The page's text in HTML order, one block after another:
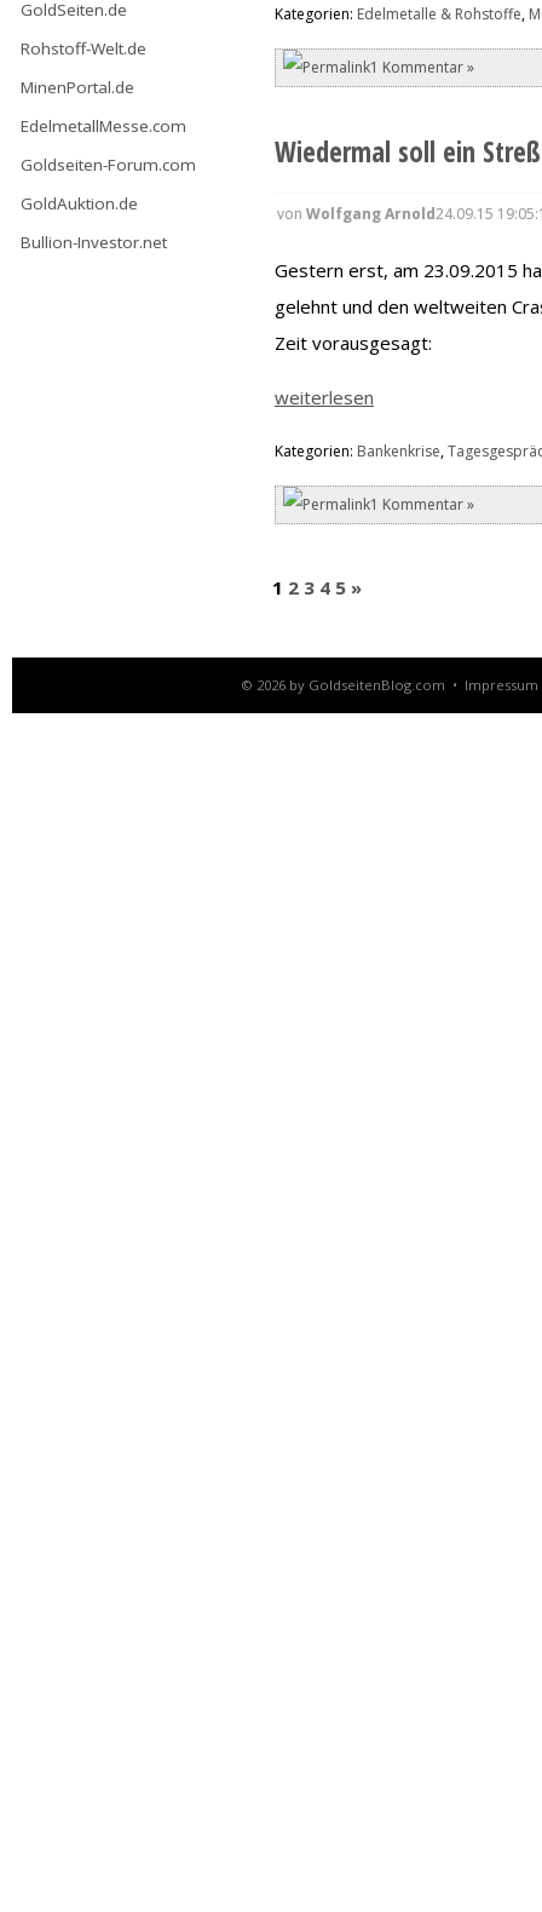
GoldSeiten.de
Rohstoff-Welt.de
MinenPortal.de
EdelmetallMesse.com
Goldseiten-Forum.com
GoldAuktion.de
Bullion-Investor.net
Kategorien: Edelmetalle & Rohstoffe,
1 Kommentar »
Wiedermal soll ein
von Wolfgang Arnold24.09.15
Gestern erst, am 23.09.2015
gelehnt und den weltweiten
Zeit vorausgesagt:
weiterlesen
Kategorien: Bankenkrise,
1 Kommentar »
1 2 3 4 5 »
© 2026 by GoldseitenBlog.com • Impressum